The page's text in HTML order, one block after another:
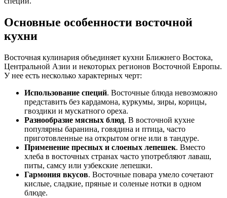
Основные особенности восточной
кухни
Восточная кулинария объединяет кухни Ближнего Востока,
Центральной Азии и некоторых регионов Восточной Европы.
У нее есть несколько характерных черт:
Использование специй. Восточные блюда невозможно
представить без кардамона, куркумы, зиры, корицы,
гвоздики и мускатного ореха.
Разнообразие мясных блюд. В восточной кухне
популярны баранина, говядина и птица, часто
приготовленные на открытом огне или в тандуре.
Применение пресных и слоеных лепешек. Вместо
хлеба в восточных странах часто употребляют лаваш,
питы, самсу или узбекские лепешки.
Гармония вкусов. Восточные повара умело сочетают
кислые, сладкие, пряные и соленые нотки в одном
блюде.